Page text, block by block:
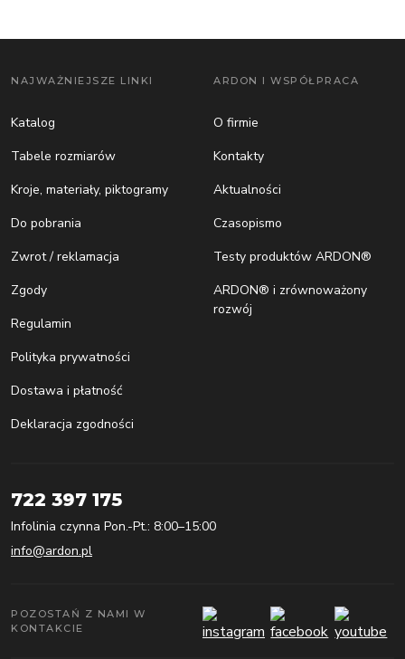
NAJWAŻNIEJSZE LINKI
Katalog
Tabele rozmiarów
Kroje, materiały, piktogramy
Do pobrania
Zwrot / reklamacja
Zgody
Regulamin
Polityka prywatności
Dostawa i płatność
Deklaracja zgodności
ARDON I WSPÓŁPRACA
O firmie
Kontakty
Aktualności
Czasopismo
Testy produktów ARDON®
ARDON® i zrównoważony
rozwój
722 397 175
Infolinia czynna Pon.-Pt.: 8:00–15:00
info@ardon.pl
POZOSTAŃ Z NAMI W
KONTAKCIE